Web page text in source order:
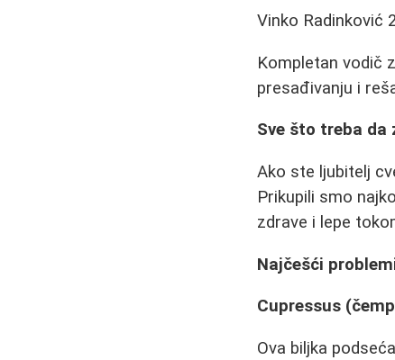
Vinko Radinković
Kompletan vodič
presađivanju i
Sve što treba da
Ako ste ljubitelj
Prikupili smo
zdrave i lepe
Najčešći
Cupressus
Ova biljka